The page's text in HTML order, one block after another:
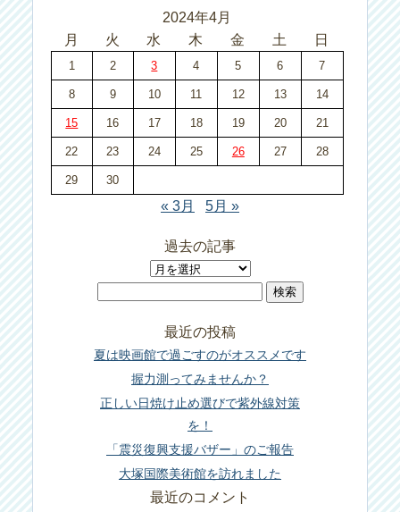
2024年4月
月
火 水 木 金 土 日
1 2 3 4 5 6 7
8 9 10 11 12 13 14
15 16 17 18 19 20 21
22 23 24 25 26 27 28
29 30
« 3月 5月 »
過去の記事
過
事
最近の投稿
夏は映画館で過ごすのがオススメです
握力測ってみませんか？
正しい日焼け止め選びで紫外線対策
を！
「震災復興支援バザー」のご報告
大塚国際美術館を訪れました
最近のコメント